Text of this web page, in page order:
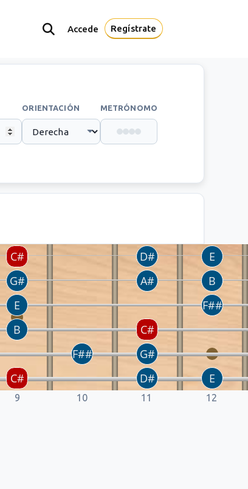
Accede Regístrate
ORIENTACIÓN METRÓNOMO
9 10 11 12